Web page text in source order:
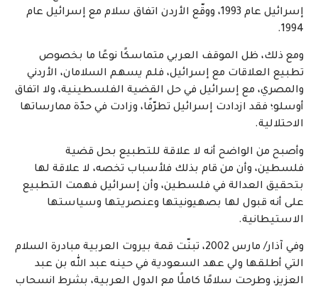
إسرائيل عام 1993، ووقّع الأردن اتفاق سلام مع إسرائيل عام
1994.
ومع ذلك، ظل الموقف العربي متماسكًا نوعًا ما بخصوص
تطبيع العلاقات مع إسرائيل، فلم يسهم السلامان، الأردني
والمصري، مع إسرائيل في حل القضية الفلسطينية، ولا اتفاق
أوسلو؛ فقد ازدادت إسرائيل تطرّفًا، وزادت في حدّة ممارساتها
الاحتلالية.
وأصبح من الواضح أنه لا علاقة للتطبيع بحل قضية
فلسطين، وأن من قام بذلك فلأسباب تخصه، لا علاقة لها
بتحقيق العدالة في فلسطين، وأن إسرائيل فهمت التطبيع
على أنه قبول لها بصهيونيتها وعنصريتها وسياستها
الاستيطانية.
وفي آذار/ مارس 2002، تبنّت قمة بيروت العربية مبادرة السلام
التي أطلقها ولي عهد السعودية في حينه عبد الله بن عبد
العزيز، وطرحت سلامًا كاملًا مع الدول العربية، بشرط انسحاب